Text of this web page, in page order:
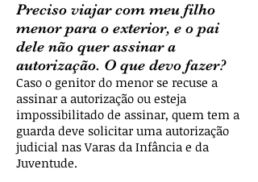
Preciso viajar com meu filho
menor para o exterior, e o pai
dele não quer assinar a
autorização. O que devo fazer?
Caso o genitor do menor se recuse a
assinar a autorização ou esteja
impossibilitado de assinar, quem tem a
guarda deve solicitar uma autorização
judicial nas Varas da Infância e da
Juventude.